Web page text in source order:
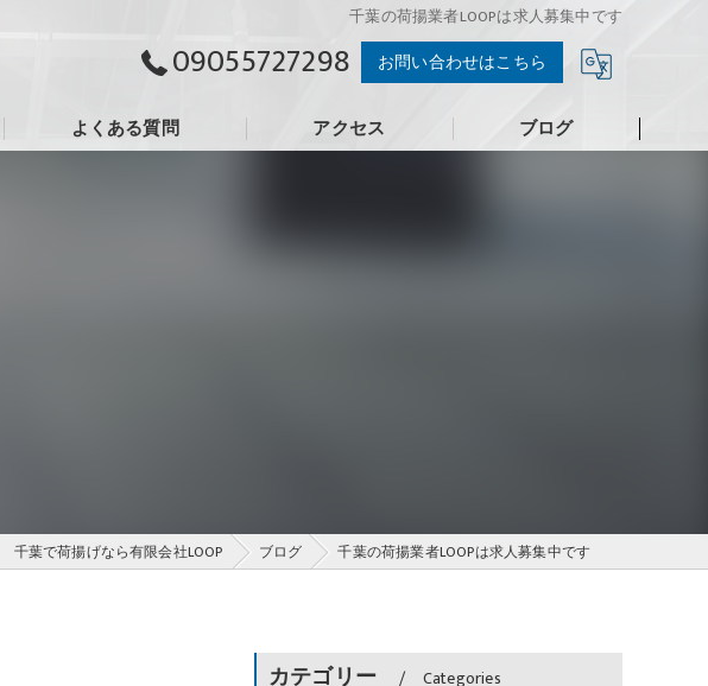
千葉の荷揚業者LOOPは求人募集中です
09055727298 お問い合わせはこちら
よくある質問 アクセス ブログ
千葉で荷揚げなら有限会社LOOP ブログ 千葉の荷揚業者LOOPは求人募集中です
カテゴリー Categories